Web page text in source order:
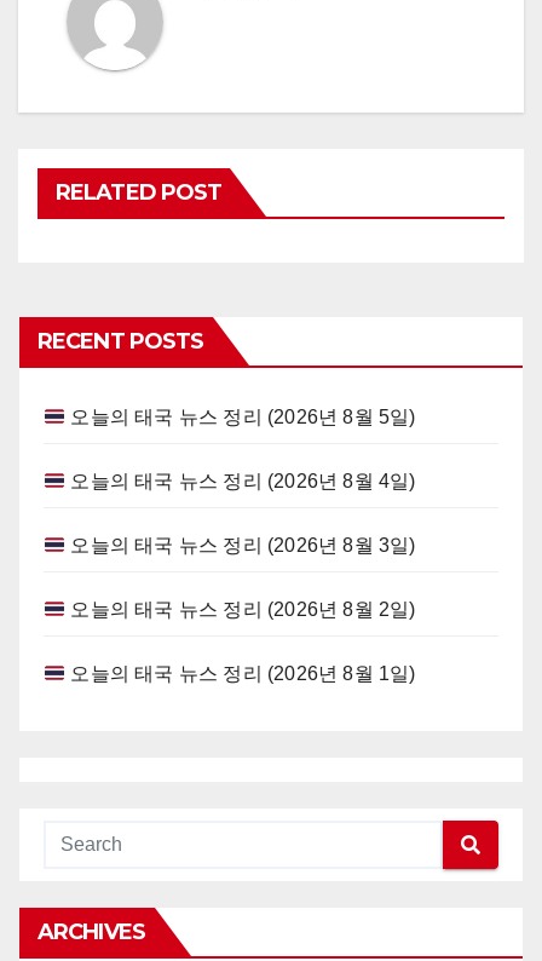
RELATED POST
RECENT POSTS
오늘의 태국 뉴스 정리 (2026년 8월 5일)
오늘의 태국 뉴스 정리 (2026년 8월 4일)
오늘의 태국 뉴스 정리 (2026년 8월 3일)
오늘의 태국 뉴스 정리 (2026년 8월 2일)
오늘의 태국 뉴스 정리 (2026년 8월 1일)
ARCHIVES